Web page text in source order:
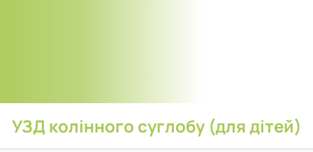
УЗД колінного суглобу (для дітей)